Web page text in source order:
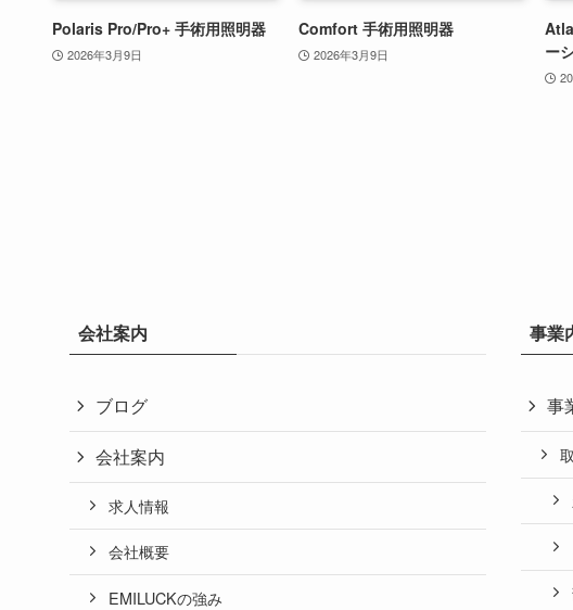
Polaris Pro/Pro+ 手術用照明器
2026年3月9日
Comfort 手術用照明器
2026年3月9日
ー
会社案内
ブログ
会社案内
求人情報
会社概要
EMILUCKの強み
事業
事